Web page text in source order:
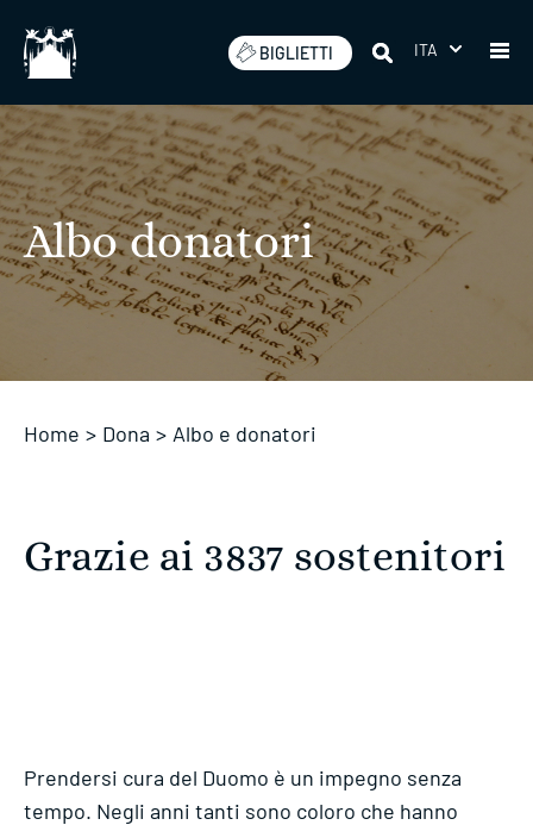
BIGLIETTI ITA
Albo donatori
Home > Dona > Albo e donatori
Grazie ai 3837 sostenitori
Prendersi cura del Duomo è un impegno senza
tempo. Negli anni tanti sono coloro che hanno